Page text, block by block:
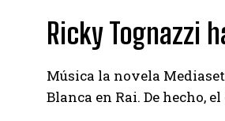
Ricky Tognazzi
Música la novela
Blanca en Rai. De hecho,